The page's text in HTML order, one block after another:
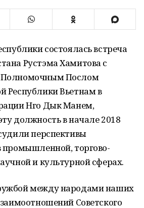
состоялась встреча
Рустэма Хамитова с
Послом
Республики Вьетнам в
Нго Дык Манем,
должность в начале 2018
перспективы
промышленной, торгово-
и культурной сферах.
между народами наших
Советского